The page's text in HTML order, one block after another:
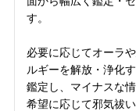
す。
必要に応じてオーラ
ルギーを解放・浄化
鑑定し、マイナスな
希望に応じて邪気祓